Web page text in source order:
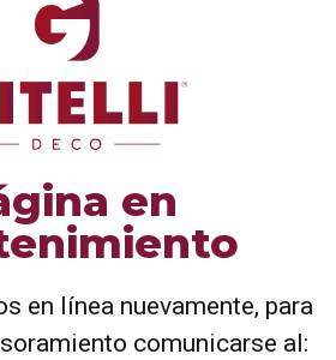
en
en línea nuevamente, para
comunicarse al: